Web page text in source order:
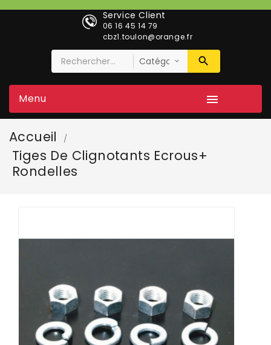
Service Client
06 16 45 14 79
cbz1.toulon@orange.fr

Menu
Accueil
Tiges De Clignotants Ecrous+
Rondelles